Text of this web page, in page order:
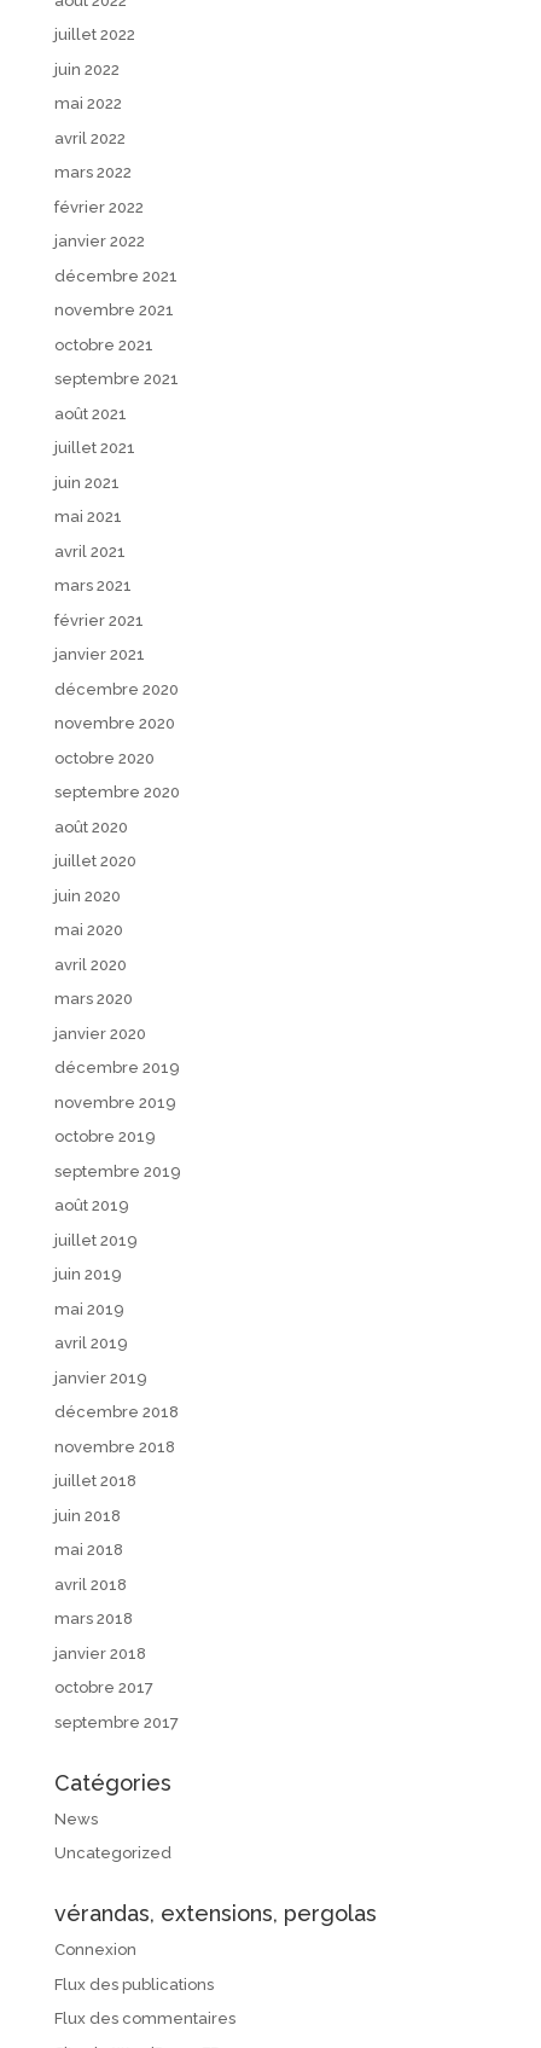
juillet 2022
juin 2022
mai 2022
avril 2022
mars 2022
février 2022
janvier 2022
décembre 2021
novembre 2021
octobre 2021
septembre 2021
août 2021
juillet 2021
juin 2021
mai 2021
avril 2021
mars 2021
février 2021
janvier 2021
décembre 2020
novembre 2020
octobre 2020
septembre 2020
août 2020
juillet 2020
juin 2020
mai 2020
avril 2020
mars 2020
janvier 2020
décembre 2019
novembre 2019
octobre 2019
septembre 2019
août 2019
juillet 2019
juin 2019
mai 2019
avril 2019
janvier 2019
décembre 2018
novembre 2018
juillet 2018
juin 2018
mai 2018
avril 2018
mars 2018
janvier 2018
octobre 2017
septembre 2017
Catégories
News
Uncategorized
vérandas, extensions, pergolas
Connexion
Flux des publications
Flux des commentaires